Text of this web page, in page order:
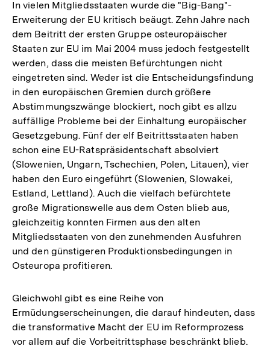
der
Fußnote
In vielen Mitgliedsstaaten wurde die "Big-Bang"-
Erweiterung der EU kritisch beäugt. Zehn Jahre nach
dem Beitritt der ersten Gruppe osteuropäischer
Staaten zur EU im Mai 2004 muss jedoch festgestellt
werden, dass die meisten Befürchtungen nicht
eingetreten sind. Weder ist die Entscheidungsfindung
in den europäischen Gremien durch größere
Abstimmungszwänge blockiert, noch gibt es allzu
auffällige Probleme bei der Einhaltung europäischer
Gesetzgebung. Fünf der elf Beitrittsstaaten haben
schon eine EU-Ratspräsidentschaft absolviert
(Slowenien, Ungarn, Tschechien, Polen, Litauen), vier
haben den Euro eingeführt (Slowenien, Slowakei,
Estland, Lettland). Auch die vielfach befürchtete
große Migrationswelle aus dem Osten blieb aus,
gleichzeitig konnten Firmen aus den alten
Mitgliedsstaaten von den zunehmenden Ausfuhren
und den günstigeren Produktionsbedingungen in
Osteuropa profitieren.
Gleichwohl gibt es eine Reihe von
Ermüdungserscheinungen, die darauf hindeuten, dass
die transformative Macht der EU im Reformprozess
vor allem auf die Vorbeitrittsphase beschränkt blieb.